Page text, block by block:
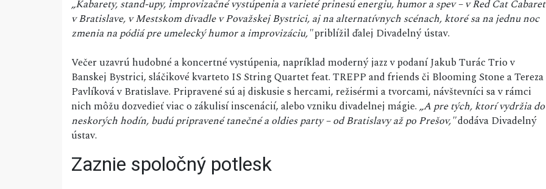
„Kabarety, stand-upy, improvizačné vystúpenia a varieté prinesú energiu, humor a spev – v Red Cat Cabaret
v Bratislave, v Mestskom divadle v Považskej Bystrici, aj na alternatívnych scénach, ktoré sa na jednu noc
zmenia na pódiá pre umelecký humor a improvizáciu,"priblížil ďalej Divadelný ústav.
Večer uzavrú hudobné a koncertné vystúpenia, napríklad moderný jazz v podaní Jakub Turác Trio v
Banskej Bystrici, sláčikové kvarteto IS String Quartet feat. TREPP and friends či Blooming Stone a Tereza
Pavlíková v Bratislave. Pripravené sú aj diskusie s hercami, režisérmi a tvorcami, návštevníci sa v rámci
nich môžu dozvedieť viac o zákulisí inscenácií, alebo vzniku divadelnej mágie.„A pre tých, ktorí vydržia do
neskorých hodín, budú pripravené tanečné a oldies party – od Bratislavy až po Prešov,"dodáva Divadelný
ústav.
Zaznie spoločný potlesk